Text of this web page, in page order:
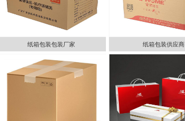
纸箱包装包装厂家 纸箱包装供应商